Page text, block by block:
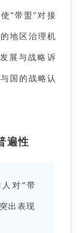
“带盟”对接
地区治理机
展与战略诉
国的战略认
遍性
对“带
出表现